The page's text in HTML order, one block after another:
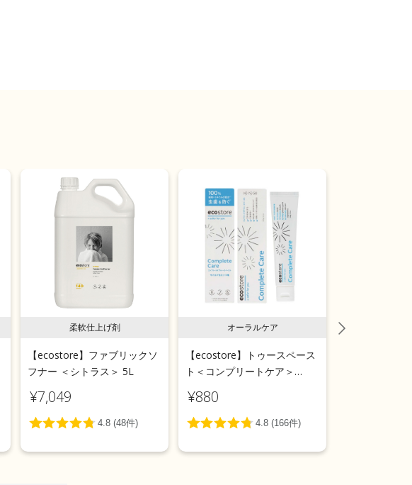
柔軟仕上げ剤
【ecostore】ファブリックソ
フナー ＜シトラス＞ 5L
¥7,049
オーラルケア
【ecostore】トゥースペース
ト＜コンプリートケア＞
¥880